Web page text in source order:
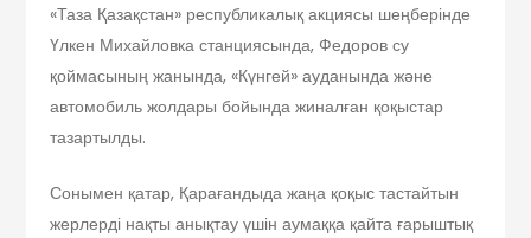
«Таза Қазақстан» республикалық акциясы шеңберінде
Үлкен Михайловка станциясында, Федоров су
қоймасының жанында, «Күнгей» ауданында және
автомобиль жолдары бойында жиналған қоқыстар
тазартылды.
Сонымен қатар, Қарағандыда жаңа қоқыс тастайтын
жерлерді нақты анықтау үшін аумаққа қайта ғарыштық